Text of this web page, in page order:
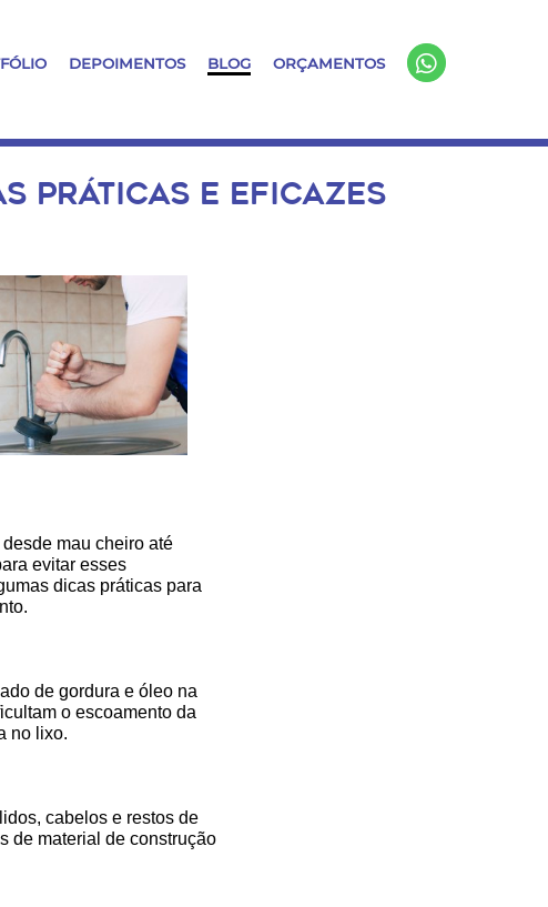
DEPOIMENTOS BLOG ORÇAMENTOS
PRÁTICAS E EFICAZES
mau cheiro até
evitar esses
dicas práticas para
de gordura e óleo na
o escoamento da
no lixo.
cabelos e restos de
de material de construção